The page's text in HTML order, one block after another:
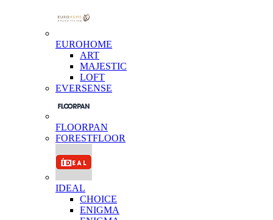
EUROHOME
ART
MAJESTIC
LOFT
EVERSENSE
FLOORPAN
FORESTFLOOR
IDEAL
CHOICE
ENIGMA